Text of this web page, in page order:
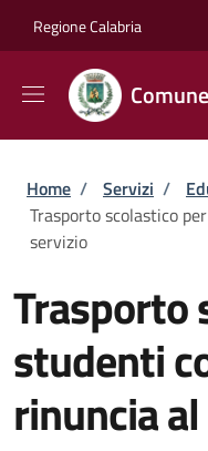
Regione Calabria
Briciole di
Home / Servizi /
Trasporto scolastico
servizio
Trasporto
studenti
rinuncia